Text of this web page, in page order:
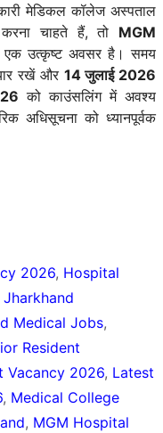
मेडिकल कॉलेज अस्पताल
चाहते हैं, तो MGM
उत्कृष्ट अवसर है। समय
रखें और 14 जुलाई 2026
को काउंसलिंग में अवश्य
अधिसूचना को ध्यानपूर्वक
2026, Hospital
Jharkhand
Medical Jobs,
Resident
Vacancy 2026, Latest
, Medical College
, MGM Hospital